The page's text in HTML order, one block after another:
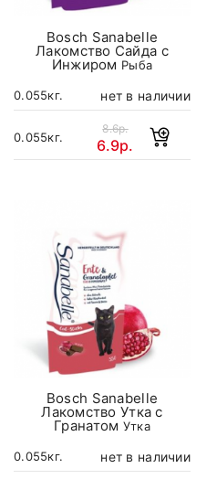
Bosch Sanabelle
Лакомство Сайда с
Инжиром Рыба
0.055кг. нет в наличии
0.055кг.
8.6р.
6.9р.
Bosch Sanabelle
Лакомство Утка с
Гранатом Утка
0.055кг. нет в наличии